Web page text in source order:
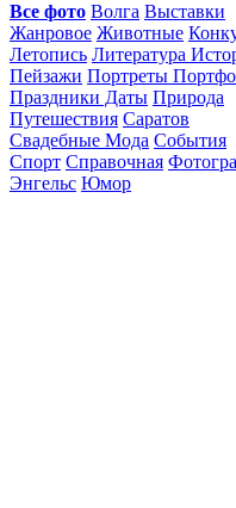
Все фото Волга Выставки
Жанровое Животные
Летопись Литература
Пейзажи Портреты
Праздники Даты Природа
Путешествия Саратов
Свадебные Мода События
Спорт Справочная
Энгельс Юмор